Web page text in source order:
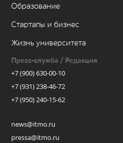
Образование
Стартапы и бизнес
Жизнь университета
Пресс-служба / Редакция
+7 (900) 630-00-10
+7 (931) 238-46-72
+7 (950) 240-15-62
news@itmo.ru
pressa@itmo.ru